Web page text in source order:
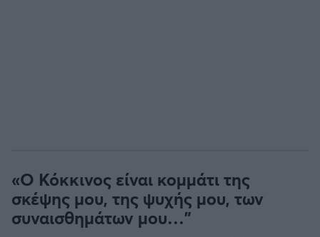
«Ο Κόκκινος είναι κομμάτι της
σκέψης μου, της ψυχής μου, των
συναισθημάτων μου…"